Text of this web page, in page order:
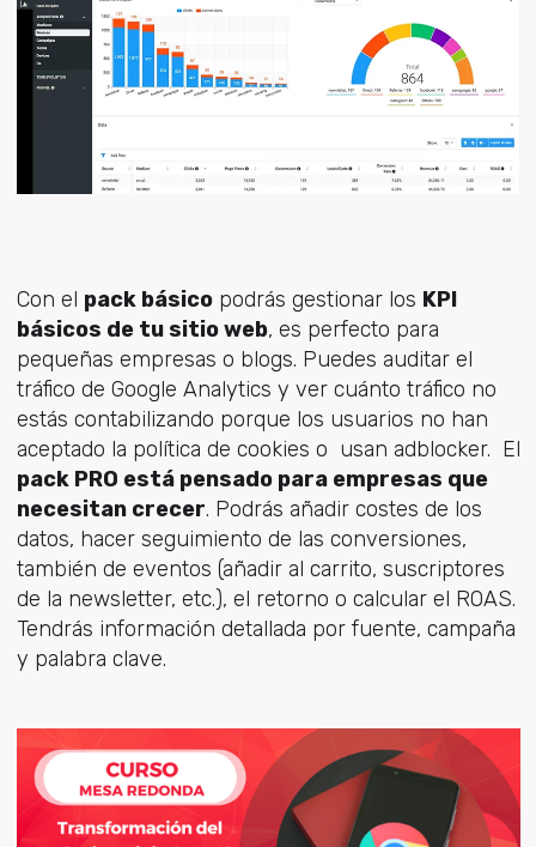
Con el pack básicopodrás gestionar los KPI
básicos de tu sitio web, es perfecto para
pequeñas empresas o blogs. Puedes auditar el
tráfico de Google Analytics y ver cuánto tráfico no
estás contabilizando porque los usuarios no han
aceptado la política de cookies o usan adblocker. El
pack PRO está pensado para empresas que
necesitan crecer. Podrás añadir costes de los
datos, hacer seguimiento de las conversiones,
también de eventos (añadir al carrito, suscriptores
de la newsletter, etc.), el retorno o calcular el ROAS.
Tendrás información detallada por fuente, campaña
y palabra clave.